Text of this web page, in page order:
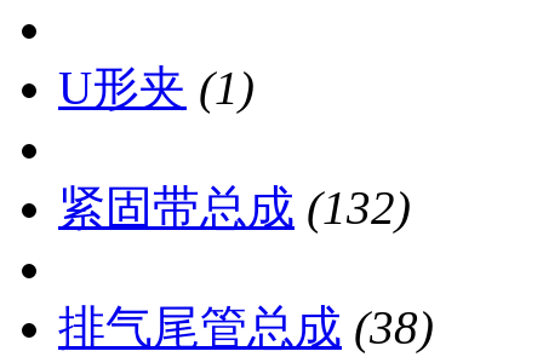
U形夹 (1)
紧固带总成 (132)
排气尾管总成 (38)